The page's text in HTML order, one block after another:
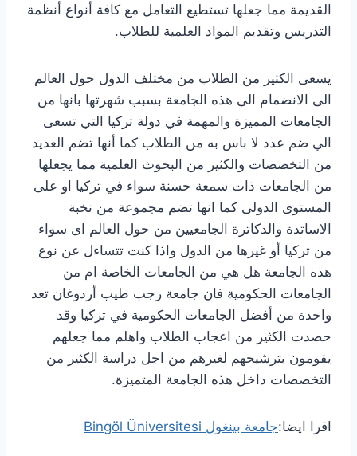
القديمة مما جعلها تستطيع التعامل مع كافة أنواع أنظمة
التدريس وتقديم المواد العلمية للطلاب.
يسعى الكثير من الطلاب من مختلف الدول حول العالم
الى الانضمام الى هذه الجامعة بسبب شهرتها بانها من
الجامعات المميزة والمهمة في دولة تركيا التي تسعى
الي ضم عدد لا باس به من الطلاب كما أنها تضم العديد
من التخصصات والكثير من البحوث العلمية مما يجعلها
من الجامعات ذات سمعة حسنة سواء في تركيا او على
المستوى الدولى كما انها تضم مجموعة من نخبة
الاساتذة والدكاترة الجامعيين من حول العالم اى سواء
من تركيا أو غيرها من الدول واذا كنت تتساءل عن نوع
هذه الجامعة هل هي من الجامعات الخاصة ام من
الجامعات الحكومية فان جامعة رجب طيب أردوغان تعد
واحدة من أفضل الجامعات الحكومية في تركيا وقد
حصدت الكثير من اعجاب الطلاب واهلم مما جعلهم
يقومون بترشيحهم لغيرهم من اجل دراسة الكثير من
التخصصات داخل هذه الجامعة المتميزة.
اقرا ايضا:جامعة بينغول Bingöl Üniversitesi